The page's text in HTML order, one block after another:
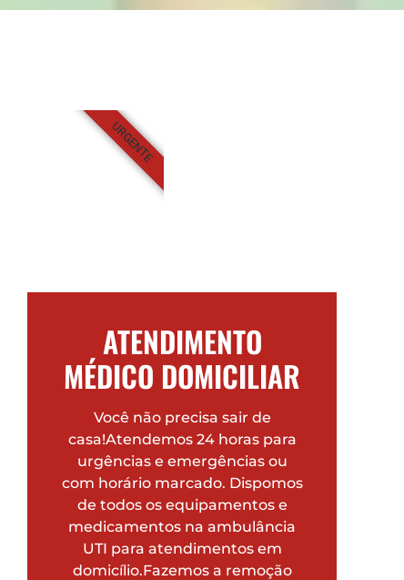
ATENDIMENTO
MÉDICO DOMICILIAR
Você não precisa sair de
casa!Atendemos 24 horas para
urgências e emergências ou
com horário marcado. Dispomos
de todos os equipamentos e
medicamentos na ambulância
UTI para atendimentos em
domicílio.Fazemos a remoção
URGENTE